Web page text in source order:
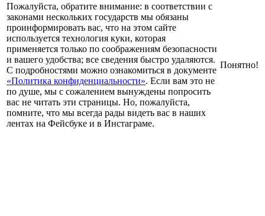
Пожалуйста, обратите внимание: в соответствии с
законами нескольких государств мы обязаны
проинформировать вас, что на этом сайте
используется технология куки, которая
применяется только по соображениям безопасности
и вашего удобства; все сведения быстро удаляются.
С подробностями можно ознакомиться в документе
«Политика конфиденциальности». Если вам это не
по душе, мы с сожалением вынуждены попросить
вас не читать эти страницы. Но, пожалуйста,
помните, что мы всегда рады видеть вас в наших
лентах на Фейсбуке и в Инстаграме.
Понятно!